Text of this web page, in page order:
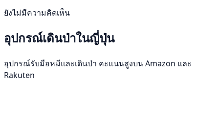
ยังไม่มีความคิดเห็น
อุปกรณ์เดินป่าในญี่ปุ่น
อุปกรณ์รับมือหมีและเดินป่า คะแนนสูงบน Amazon และ
Rakuten